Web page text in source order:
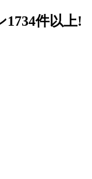
件以上!